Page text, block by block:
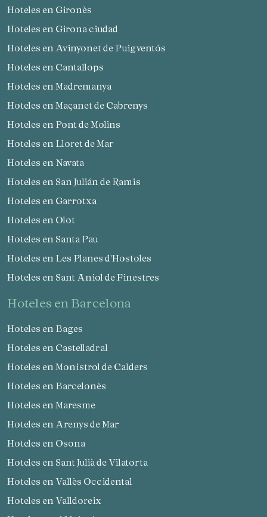
Hoteles en Gironès
Hoteles en Girona ciudad
Hoteles en Avinyonet de Puigventós
Hoteles en Cantallops
Hoteles en Madremanya
Hoteles en Maçanet de Cabrenys
Hoteles en Pont de Molins
Hoteles en Lloret de Mar
Hoteles en Navata
Hoteles en San Julián de Ramis
Hoteles en Garrotxa
Hoteles en Olot
Hoteles en Santa Pau
Hoteles en Les Planes d'Hostoles
Hoteles en Sant Aniol de Finestres
hoteles en Barcelona
Hoteles en Bages
Hoteles en Castelladral
Hoteles en Monistrol de Calders
Hoteles en Barcelonès
Hoteles en Maresme
Hoteles en Arenys de Mar
Hoteles en Osona
Hoteles en Sant Julià de Vilatorta
Hoteles en Vallès Occidental
Hoteles en Valldoreix